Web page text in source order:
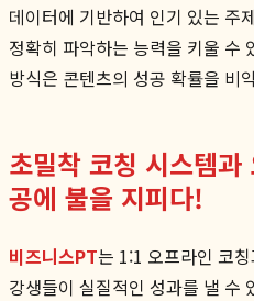
데이터에 기반하여 인기 있는 주
정확히 파악하는 능력을 키울 수
방식은 콘텐츠의 성공 확률을 비
초밀착 코칭 시스템
공에 불을 지피다!
비즈니스PT는 1:1 오프라인 코
강생들이 실질적인 성과를 낼 수